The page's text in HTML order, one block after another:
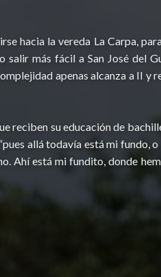
hacia la vereda La Carpa,
más fácil a San José del
apenas alcanza a II y
reciben su educación de
allá todavía está mi fundo,
Ahí está mi fundito, donde